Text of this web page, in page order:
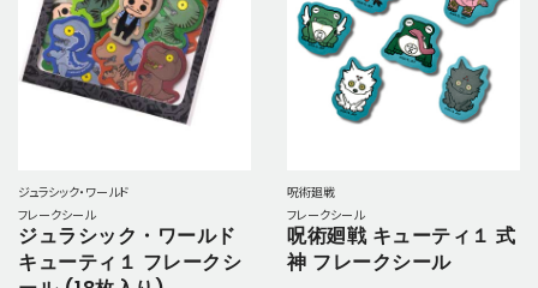
ジュラシック・ワールド
フレークシール
ジュラシック・ワールド
キューティ１ フレークシ
呪術廻戦
フレークシール
呪術廻戦 キューティ１ 式
神 フレークシール